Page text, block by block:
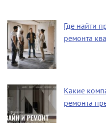
Где найти
ремонта
Какие
ремонта